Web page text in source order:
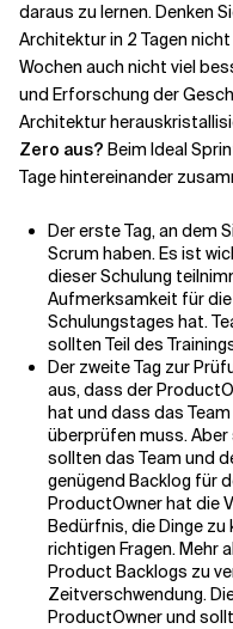
daraus zu lernen. Denken
Architektur in 2 Tagen
Wochen auch nicht viel
und Erforschung der
Architektur
Zero aus? Beim Ideal
Tage hintereinander
Der erste Tag, an dem
Scrum haben. Es ist
dieser Schulung
Aufmerksamkeit für
Schulungstages hat.
sollten Teil des
Der zweite Tag zur
aus, dass der
hat und dass das
überprüfen muss.
sollten das Team und
genügend Backlog für
ProductOwner hat die
Bedürfnis, die Dinge
richtigen Fragen. Mehr
Product Backlogs zu
Zeitverschwendung.
ProductOwner und